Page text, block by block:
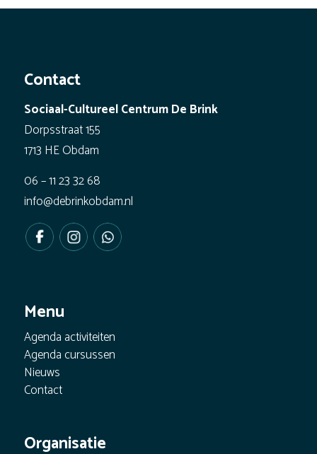
Contact
Sociaal-Cultureel Centrum De Brink
Dorpsstraat 155
1713 HE Obdam
06 – 11 23 32 68
info@debrinkobdam.nl
Menu
Agenda activiteiten
Agenda cursussen
Nieuws
Contact
Organisatie